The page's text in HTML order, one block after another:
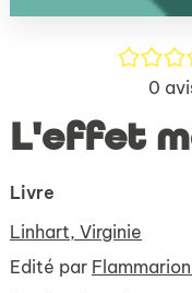
/5
0
L'effet
Livre
Linhart, Virginie
Edité par